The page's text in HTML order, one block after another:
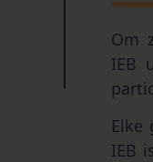
Om
IEB
Elke
IEB